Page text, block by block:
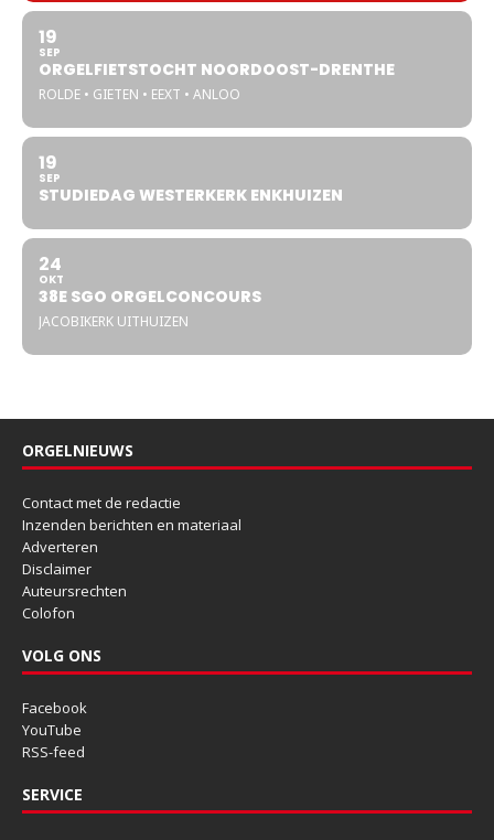
19
SEP
ORGELFIETSTOCHT NOORDOOST-DRENTHE
ROLDE • GIETEN • EEXT • ANLOO
19
SEP
STUDIEDAG WESTERKERK ENKHUIZEN
24
OKT
38E SGO ORGELCONCOURS
JACOBIKERK UITHUIZEN
ORGELNIEUWS
Contact met de redactie
Inzenden berichten en materiaal
Adverteren
Disclaimer
Auteursrechten
Colofon
VOLG ONS
Facebook
YouTube
RSS-feed
SERVICE